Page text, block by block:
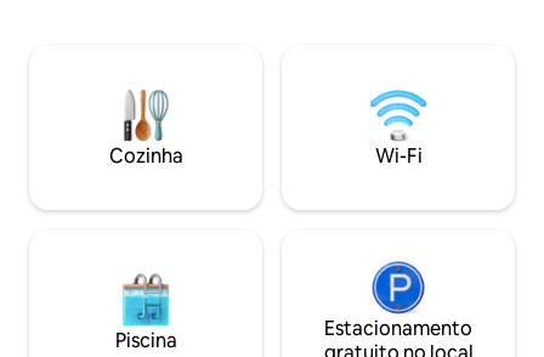
スーパーマーケットまでは徒歩約1分で、
滞在中のお買い物にも便利です。 【 間取
り・ベッド】 お部屋は約45㎡の2LDKタ
イプです。 * ベッドルームA：1.4m幅のダ
のダブルベッド2台 * 最大宿泊人数：6名
立した寝室として利用することもできま
インでのセルフチェックインを採用して
おり、お部屋のドアは暗証番号式です。
Camera, a Nitori,
departamentos
departamentos
Shinjuku Gyoen. A estação de Shinjuku é
lugar, como as
da minha casa,
(E29), é a
estação Shinjuku
minutos de trem
Cozinha Wi-Fi
Piscina
Estacionamento